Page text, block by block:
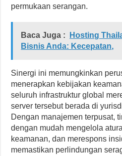
permukaan serangan.
Baca Juga :
Hosting
Bisnis Anda: Kecepatan,
Sinergi ini memungkinkan
menerapkan kebijakan
seluruh infrastruktur global
server tersebut berada di
Dengan manajemen terpusat,
dengan mudah mengelola
keamanan, dan merespons
memastikan perlindungan